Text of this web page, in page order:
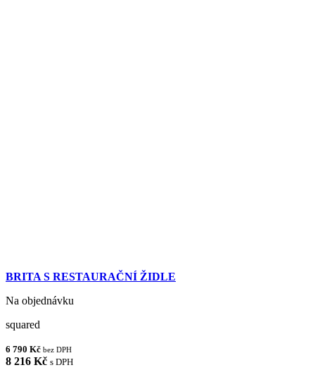
BRITA S RESTAURAČNÍ ŽIDLE
Na objednávku
squared
6 790 Kč bez DPH
8 216 Kč s DPH